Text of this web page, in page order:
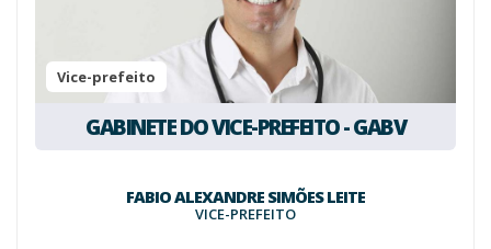
Vice-prefeito
GABINETE DO VICE-PREFEITO - GABV
FABIO ALEXANDRE SIMÕES LEITE
VICE-PREFEITO